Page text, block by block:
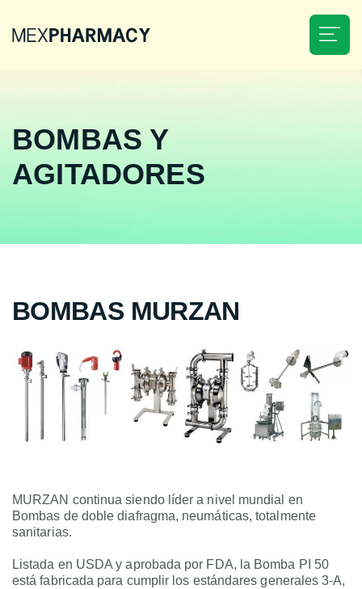
About Us
Savings
Know More
Our Advantages
Common Questions
Patient Safety
Prescriptions
Contacts
BOMBAS Y
AGITADORES
BOMBAS MURZAN
MURZAN continua siendo líder a nivel mundial en
Bombas de doble diafragma, neumáticas, totalmente
sanitarias.
Listada en USDA y aprobada por FDA, la Bomba PI 50
está fabricada para cumplir los estándares generales 3-A,